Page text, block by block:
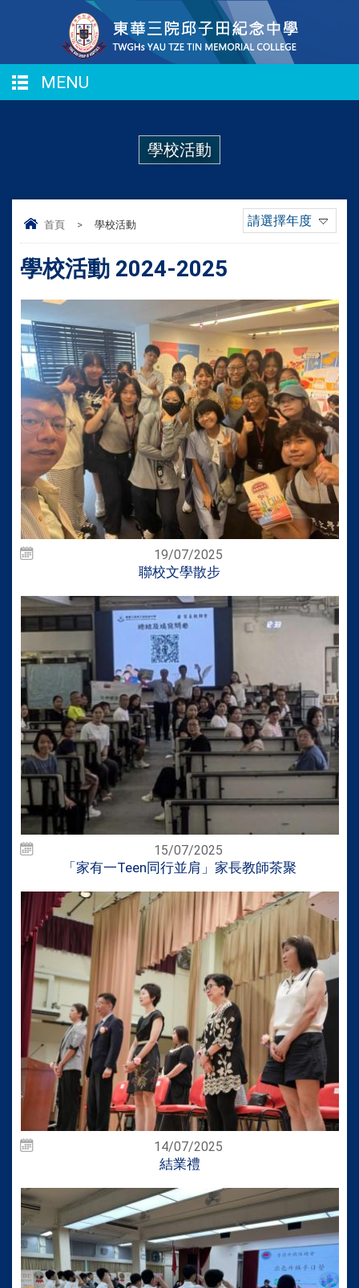
MENU
學校活動
首頁 > 學校活動
學校活動 2024-2025
請選擇年度
19/07/2025
聯校文學散步
15/07/2025
「家有一Teen同行並肩」家長教師茶聚
14/07/2025
結業禮